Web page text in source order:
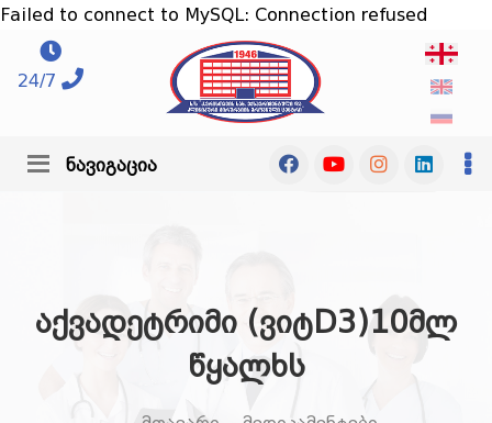
Failed to connect to MySQL: Connection refused
24/7
ნავიგაცია
აქვადეტრიმი (ვიტD3)10მლ
წყალხს